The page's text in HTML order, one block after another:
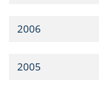
2006
2005